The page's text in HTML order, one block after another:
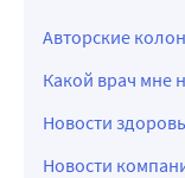
Авторские
Какой врач мне
Новости
Новости